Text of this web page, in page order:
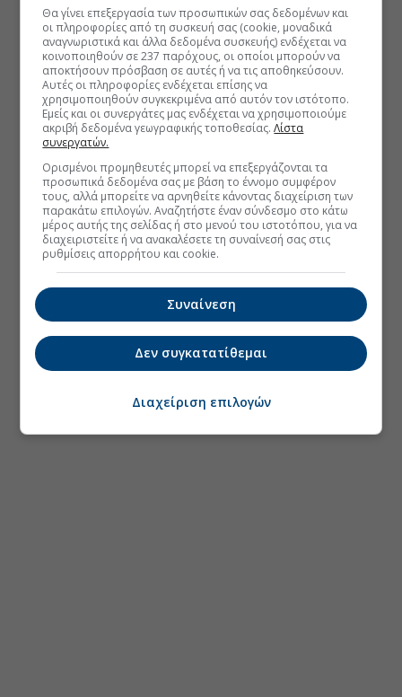
Θα γίνει επεξεργασία των προσωπικών σας δεδομένων και
οι πληροφορίες από τη συσκευή σας (cookie, μοναδικά
αναγνωριστικά και άλλα δεδομένα συσκευής) ενδέχεται να
κοινοποιηθούν σε 237 παρόχους, οι οποίοι μπορούν να
αποκτήσουν πρόσβαση σε αυτές ή να τις αποθηκεύσουν.
Αυτές οι πληροφορίες ενδέχεται επίσης να
χρησιμοποιηθούν συγκεκριμένα από αυτόν τον ιστότοπο.
Εμείς και οι συνεργάτες μας ενδέχεται να χρησιμοποιούμε
ακριβή δεδομένα γεωγραφικής τοποθεσίας.Λίστα
συνεργατών.
Ορισμένοι προμηθευτές μπορεί να επεξεργάζονται τα
προσωπικά δεδομένα σας με βάση το έννομο συμφέρον
τους, αλλά μπορείτε να αρνηθείτε κάνοντας διαχείριση των
παρακάτω επιλογών. Αναζητήστε έναν σύνδεσμο στο κάτω
μέρος αυτής της σελίδας ή στο μενού του ιστοτόπου, για να
διαχειριστείτε ή να ανακαλέσετε τη συναίνεσή σας στις
ρυθμίσεις απορρήτου και cookie.
Συναίνεση
Δεν συγκατατίθεμαι
Διαχείριση επιλογών